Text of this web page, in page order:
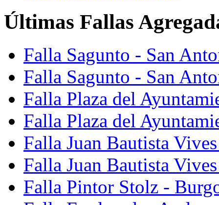
Últimas Fallas
Falla Sagunto - San
Falla Sagunto - San
Falla Plaza del
Falla Plaza del
Falla Juan Bautista
Falla Juan Bautista
Falla Pintor Stolz -